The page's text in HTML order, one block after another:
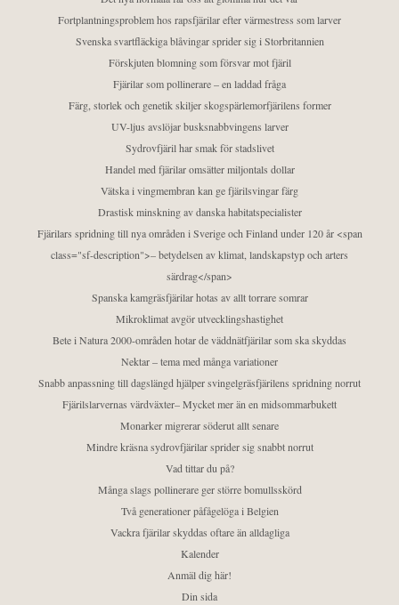
Fortplantningsproblem hos rapsfjärilar efter värmestress som larver
Svenska svartfläckiga blåvingar sprider sig i Storbritannien
Förskjuten blomning som försvar mot fjäril
Fjärilar som pollinerare – en laddad fråga
Färg, storlek och genetik skiljer skogspärlemorfjärilens former
UV-ljus avslöjar busksnabbvingens larver
Sydrovfjäril har smak för stadslivet
Handel med fjärilar omsätter miljontals dollar
Vätska i vingmembran kan ge fjärilsvingar färg
Drastisk minskning av danska habitatspecialister
Fjärilars spridning till nya områden i Sverige och Finland under 120 år <span
class="sf-description">– betydelsen av klimat, landskapstyp och arters
särdrag</span>
Spanska kamgräsfjärilar hotas av allt torrare somrar
Mikroklimat avgör utvecklingshastighet
Bete i Natura 2000-områden hotar de väddnätfjärilar som ska skyddas
Nektar – tema med många variationer
Snabb anpassning till dagslängd hjälper svingelgräsfjärilens spridning norrut
Fjärilslarvernas värdväxter– Mycket mer än en midsommarbukett
Monarker migrerar söderut allt senare
Mindre kräsna sydrovfjärilar sprider sig snabbt norrut
Vad tittar du på?
Många slags pollinerare ger större bomullsskörd
Två generationer påfågelöga i Belgien
Vackra fjärilar skyddas oftare än alldagliga
Kalender
Anmäl dig här!
Din sida